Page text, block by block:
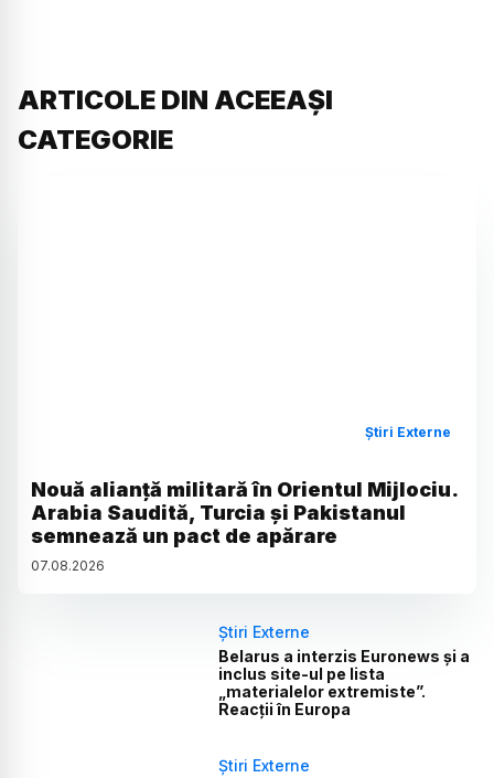
ARTICOLE DIN ACEEAȘI
CATEGORIE
Știri Externe
Nouă alianță militară în Orientul Mijlociu.
Arabia Saudită, Turcia și Pakistanul
semnează un pact de apărare
07.08.2026
Știri Externe
Belarus a interzis Euronews și a
inclus site-ul pe lista
„materialelor extremiste”.
Reacții în Europa
Știri Externe